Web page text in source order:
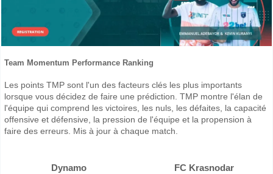
Team Momentum Performance Ranking
Les points TMP sont l'un des facteurs clés les plus importants
lorsque vous décidez de faire une prédiction. TMP montre l'élan de
l'équipe qui comprend les victoires, les nuls, les défaites, la capacité
offensive et défensive, la pression de l'équipe et la propension à
faire des erreurs. Mis à jour à chaque match.
Dynamo FC Krasnodar